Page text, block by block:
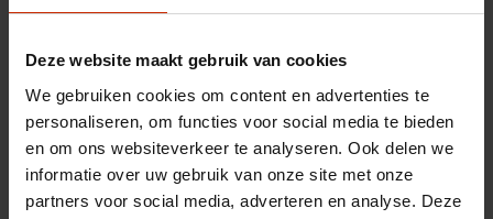
Deze website maakt gebruik van cookies
We gebruiken cookies om content en advertenties te
personaliseren, om functies voor social media te bieden
en om ons websiteverkeer te analyseren. Ook delen we
informatie over uw gebruik van onze site met onze
partners voor social media, adverteren en analyse. Deze
Merk
Jaecoo
Model
7
Type
1.5 GDI Exclusive PHEV
Transmissie
Automaat
Brandstof
Hybride (benzine)
Gewicht
1770 kg